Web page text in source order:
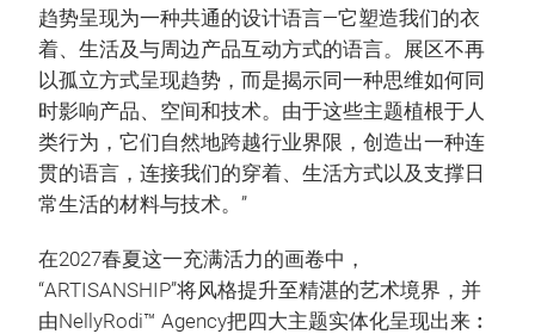
趋势呈现为一种共通的设计语言—它塑造我们的衣
着、生活及与周边产品互动方式的语言。展区不再
以孤立方式呈现趋势，而是揭示同一种思维如何同
时影响产品、空间和技术。由于这些主题植根于人
类行为，它们自然地跨越行业界限，创造出一种连
贯的语言，连接我们的穿着、生活方式以及支撑日
常生活的材料与技术。”
在2027春夏这一充满活力的画卷中，
“ARTISANSHIP”将风格提升至精湛的艺术境界，并
由NellyRodi™ Agency把四大主题实体化呈现出来︰